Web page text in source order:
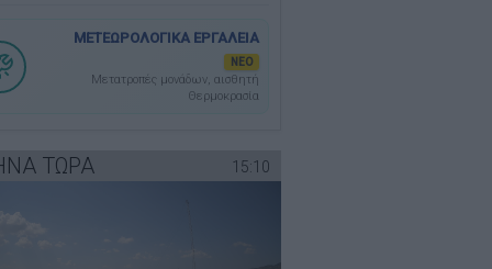
ΜΕΤΕΩΡΟΛΟΓΙΚΑ ΕΡΓΑΛΕΙΑ
ΝΕΟ
Μετατροπές μονάδων, αισθητή
Θερμοκρασία
ΤΩΡΑ 15:10